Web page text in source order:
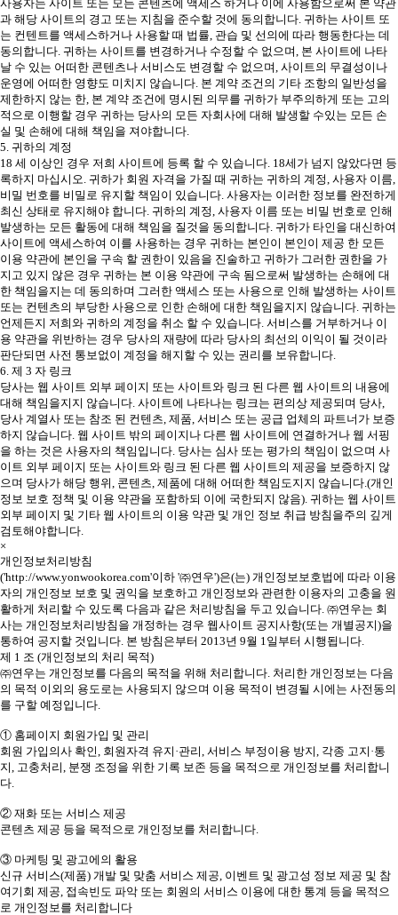
사용자는 사이트 또는 모든 콘텐츠에 액세스 하거나 이에 사용함으로써 본 약관
과 해당 사이트의 경고 또는 지침을 준수할 것에 동의합니다. 귀하는 사이트 또
는 컨텐트를 액세스하거나 사용할 때 법률, 관습 및 선의에 따라 행동한다는 데
동의합니다. 귀하는 사이트를 변경하거나 수정할 수 없으며, 본 사이트에 나타
날 수 있는 어떠한 콘텐츠나 서비스도 변경할 수 없으며, 사이트의 무결성이나
운영에 어떠한 영향도 미치지 않습니다. 본 계약 조건의 기타 조항의 일반성을
제한하지 않는 한, 본 계약 조건에 명시된 의무를 귀하가 부주의하게 또는 고의
적으로 이행할 경우 귀하는 당사의 모든 자회사에 대해 발생할 수있는 모든 손
실 및 손해에 대해 책임을 져야합니다.
5. 귀하의 계정
18 세 이상인 경우 저희 사이트에 등록 할 수 있습니다. 18세가 넘지 않았다면 등
록하지 마십시오. 귀하가 회원 자격을 가질 때 귀하는 귀하의 계정, 사용자 이름,
비밀 번호를 비밀로 유지할 책임이 있습니다. 사용자는 이러한 정보를 완전하게
최신 상태로 유지해야 합니다. 귀하의 계정, 사용자 이름 또는 비밀 번호로 인해
발생하는 모든 활동에 대해 책임을 질것을 동의합니다. 귀하가 타인을 대신하여
사이트에 액세스하여 이를 사용하는 경우 귀하는 본인이 본인이 제공 한 모든
이용 약관에 본인을 구속 할 권한이 있음을 진술하고 귀하가 그러한 권한을 가
지고 있지 않은 경우 귀하는 본 이용 약관에 구속 됨으로써 발생하는 손해에 대
한 책임을지는 데 동의하며 그러한 액세스 또는 사용으로 인해 발생하는 사이트
또는 컨텐츠의 부당한 사용으로 인한 손해에 대한 책임을지지 않습니다. 귀하는
언제든지 저희와 귀하의 계정을 취소 할 수 있습니다. 서비스를 거부하거나 이
용 약관을 위반하는 경우 당사의 재량에 따라 당사의 최선의 이익이 될 것이라
판단되면 사전 통보없이 계정을 해지할 수 있는 권리를 보유합니다.
6. 제 3 자 링크
당사는 웹 사이트 외부 페이지 또는 사이트와 링크 된 다른 웹 사이트의 내용에
대해 책임을지지 않습니다. 사이트에 나타나는 링크는 편의상 제공되며 당사,
당사 계열사 또는 참조 된 컨텐츠, 제품, 서비스 또는 공급 업체의 파트너가 보증
하지 않습니다. 웹 사이트 밖의 페이지나 다른 웹 사이트에 연결하거나 웹 서핑
을 하는 것은 사용자의 책임입니다. 당사는 심사 또는 평가의 책임이 없으며 사
이트 외부 페이지 또는 사이트와 링크 된 다른 웹 사이트의 제공을 보증하지 않
으며 당사가 해당 행위, 콘텐츠, 제품에 대해 어떠한 책임도지지 않습니다.(개인
정보 보호 정책 및 이용 약관을 포함하되 이에 국한되지 않음). 귀하는 웹 사이트
외부 페이지 및 기타 웹 사이트의 이용 약관 및 개인 정보 취급 방침을주의 깊게
검토해야합니다.
×
개인정보처리방침
('http://www.yonwookorea.com'이하 '㈜연우')은(는) 개인정보보호법에 따라 이용
자의 개인정보 보호 및 권익을 보호하고 개인정보와 관련한 이용자의 고충을 원
활하게 처리할 수 있도록 다음과 같은 처리방침을 두고 있습니다. ㈜연우는 회
사는 개인정보처리방침을 개정하는 경우 웹사이트 공지사항(또는 개별공지)을
통하여 공지할 것입니다. 본 방침은부터 2013년 9월 1일부터 시행됩니다.
제 1 조 (개인정보의 처리 목적)
㈜연우는 개인정보를 다음의 목적을 위해 처리합니다. 처리한 개인정보는 다음
의 목적 이외의 용도로는 사용되지 않으며 이용 목적이 변경될 시에는 사전동의
를 구할 예정입니다.
① 홈페이지 회원가입 및 관리
회원 가입의사 확인, 회원자격 유지·관리, 서비스 부정이용 방지, 각종 고지·통
지, 고충처리, 분쟁 조정을 위한 기록 보존 등을 목적으로 개인정보를 처리합니
다.
② 재화 또는 서비스 제공
콘텐츠 제공 등을 목적으로 개인정보를 처리합니다.
③ 마케팅 및 광고에의 활용
신규 서비스(제품) 개발 및 맞춤 서비스 제공, 이벤트 및 광고성 정보 제공 및 참
여기회 제공, 접속빈도 파악 또는 회원의 서비스 이용에 대한 통계 등을 목적으
로 개인정보를 처리합니다